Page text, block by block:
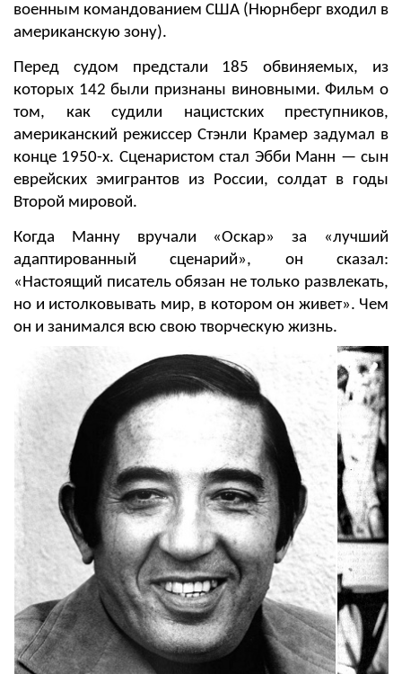
военным командованием США (Нюрнберг входил в
американскую зону).
Перед судом предстали 185 обвиняемых, из
которых 142 были признаны виновными.Фильм о
том, как судили нацистских преступников,
американский режиссер Стэнли Крамерзадумал в
конце 1950-х. Сценаристом стал Эбби Манн — сын
еврейских эмигрантов из России, солдат в годы
Второй мировой.
Когда Манну вручали «Оскар» за
«лучший
адаптированныйсценарий», он сказал:
«Настоящий писатель обязан не только развлекать,
но и истолковывать мир, в котором он живет». Чем
он и занимался всю свою творческую жизнь.